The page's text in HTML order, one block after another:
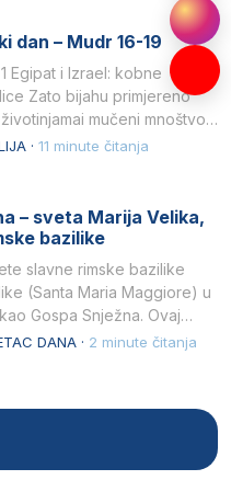
dan – Mudr 16-19
Egipat i Izrael: kobne
Zato bijahu primjereno
mučeni mnoštvom
· 11 minute čitanja
– sveta Marija Velika,
bazilike
slavne rimske bazilike
(Santa Maria Maggiore) u
Gospa Snježna. Ovaj
DANA · 2 minute čitanja